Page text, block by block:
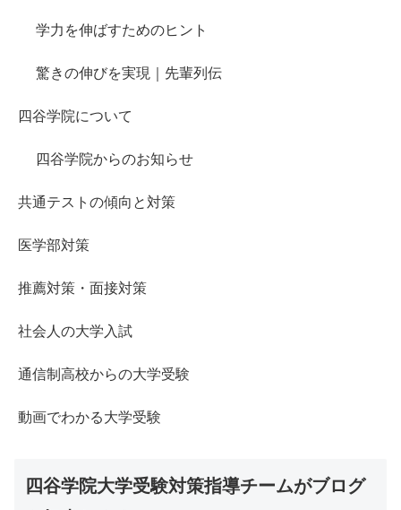
学力を伸ばすためのヒント
驚きの伸びを実現｜先輩列伝
四谷学院について
四谷学院からのお知らせ
共通テストの傾向と対策
医学部対策
推薦対策・面接対策
社会人の大学入試
通信制高校からの大学受験
動画でわかる大学受験
四谷学院大学受験対策指導チームがブログ